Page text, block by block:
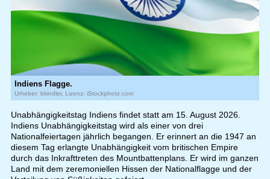
Indiens Flagge.
Urheber: bkindler, Lizenz: iStockphoto.com
Unabhängigkeitstag Indiens findet statt am 15. August 2026.
Indiens Unabhängigkeitstag wird als einer von drei
Nationalfeiertagen jährlich begangen. Er erinnert an die 1947 an
diesem Tag erlangte Unabhängigkeit vom britischen Empire
durch das Inkrafttreten des Mountbattenplans. Er wird im ganzen
Land mit dem zeremoniellen Hissen der Nationalflagge und der